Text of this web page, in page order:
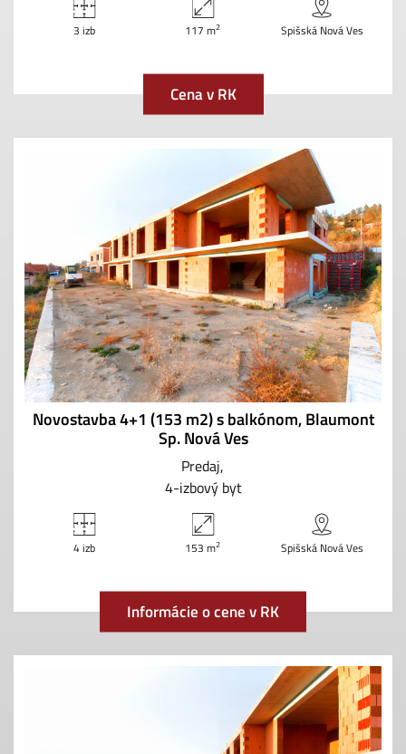
3 izb 117 m2 Spišská Nová Ves
Cena v RK
Novostavba 4+1 (153 m2) s balkónom, Blaumont
Sp. Nová Ves
Predaj
4-izbový byt
4 izb 153 m2 Spišská Nová Ves
Informácie o cene v RK